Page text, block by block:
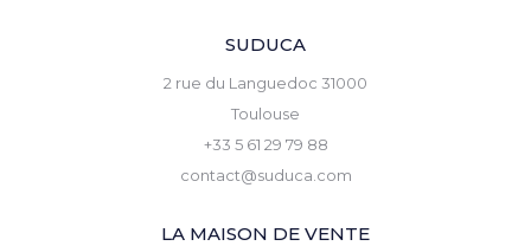
SUDUCA
2 rue du Languedoc 31000
Toulouse
+33 5 61 29 79 88
contact@suduca.com
LA MAISON DE VENTE